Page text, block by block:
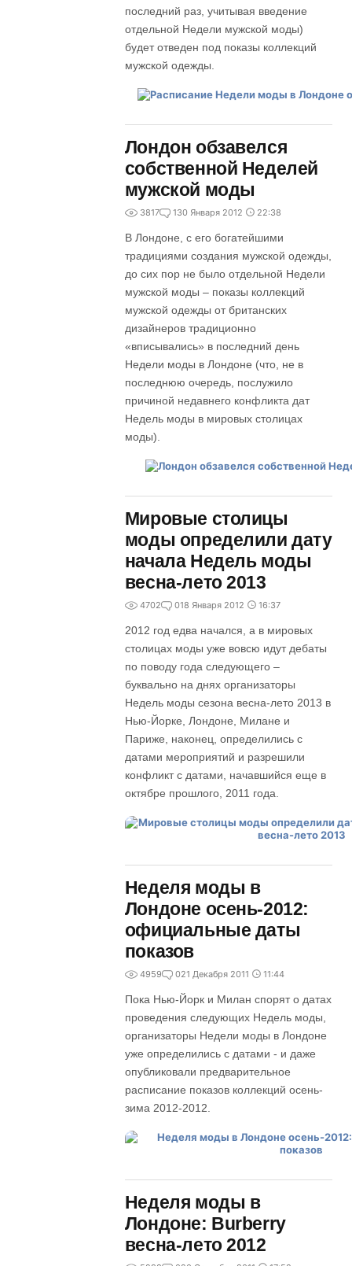
последний раз, учитывая введение
отдельной Недели мужской моды)
будет отведен под показы коллекций
мужской одежды.
Лондон обзавелся
собственной Неделей
мужской моды
3817 130 Января 2012 22:38
В Лондоне, с его богатейшими
традициями создания мужской одежды,
до сих пор не было отдельной Недели
мужской моды – показы коллекций
мужской одежды от британских
дизайнеров традиционно
«вписывались» в последний день
Недели моды в Лондоне (что, не в
последнюю очередь, послужило
причиной недавнего конфликта дат
Недель моды в мировых столицах
моды).
Мировые столицы
моды определили дату
начала Недель моды
весна-лето 2013
4702 018 Января 2012 16:37
2012 год едва начался, а в мировых
столицах моды уже вовсю идут дебаты
по поводу года следующего –
буквально на днях организаторы
Недель моды сезона весна-лето 2013 в
Нью-Йорке, Лондоне, Милане и
Париже, наконец, определились с
датами мероприятий и разрешили
конфликт с датами, начавшийся еще в
октябре прошлого, 2011 года.
Неделя моды в
Лондоне осень-2012:
официальные даты
показов
4959 021 Декабря 2011 11:44
Пока Нью-Йорк и Милан спорят о датах
проведения следующих Недель моды,
организаторы Недели моды в Лондоне
уже определились с датами - и даже
опубликовали предварительное
расписание показов коллекций осень-
зима 2012-2012.
Неделя моды в
Лондоне: Burberry
весна-лето 2012